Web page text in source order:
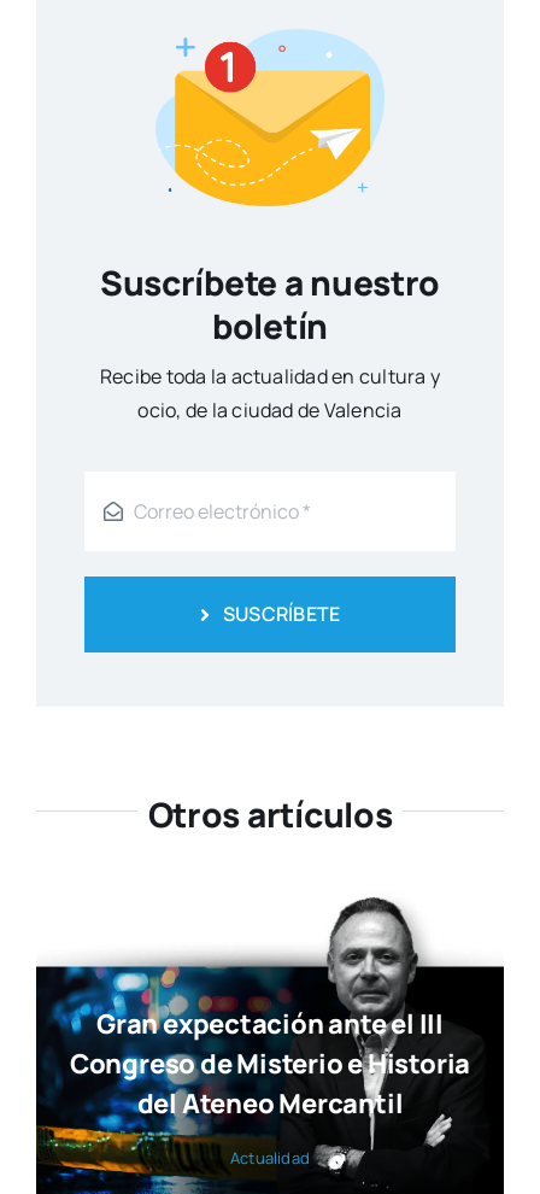
Suscríbete a nuestro
boletín
Reci­be toda la actua­li­dad en cul­tu­ra y
ocio, de la ciu­dad de Valen­cia
SUSCRÍBETE
Otros artículos
Gran expectación ante el III
Congreso de Misterio e Historia
del Ateneo Mercantil
Actua­li­dad